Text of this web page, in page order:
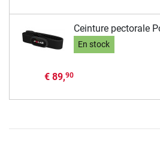
Ceinture pectorale
En stock
€ 89,90